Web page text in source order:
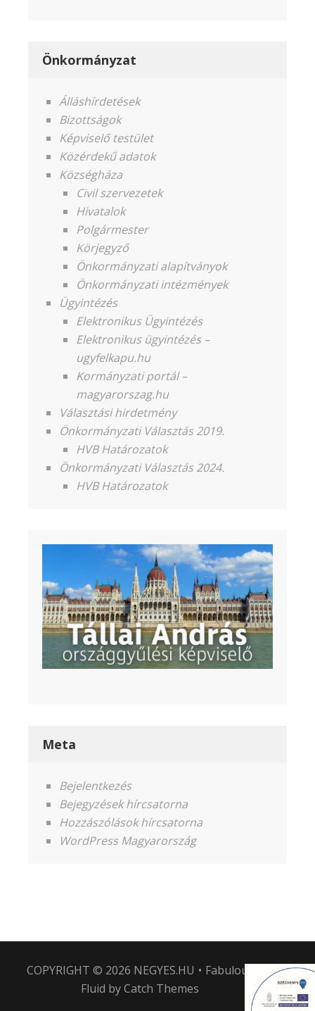
Önkormányzat
Álláshírdetések
Bizottságok
Képviselő testület
Közérdekű adatok
Községháza
Civil szervezetek
Hivatalok
Polgármester
Körjegyző
Önkormányzati alapítványok
Önkormányzati intézmények
Ügyintézés
Elektronikus Ügyintézés
Elektronikus ügyintézés –
ugyfelkapu.hu
Kormányzati portál –
magyarorszag.hu
Választási hirdetmény
Önkormányzati Választás 2019.
HVB Határozatok
Önkormányzati Választás 2024.
HVB Határozatok
Meta
Bejelentkezés
Bejegyzések hírcsatorna
Hozzászólások hírcsatorna
WordPress Magyarország
COPYRIGHT © 2026 NEGYES.HU • Fabulous
Fluid byCatch Themes